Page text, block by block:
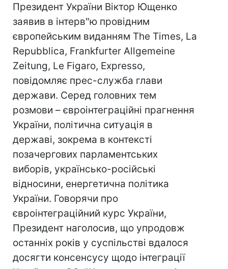
Президент України Віктор Ющенко
заявив в інтерв"ю провідним
європейським виданням The Times, La
Repubblica, Frankfurter Allgemeine
Zeitung, Le Figaro, Expresso,
повідомляє прес-служба глави
держави. Серед головних тем
розмови – євроінтеграційні прагнення
України, політична ситуація в
державі, зокрема в контексті
позачергових парламентських
виборів, українсько-російські
відносини, енергетична політика
України. Говорячи про
євроінтеграційний курс України,
Президент наголосив, що упродовж
останніх років у суспільстві вдалося
досягти консенсусу щодо інтеграції